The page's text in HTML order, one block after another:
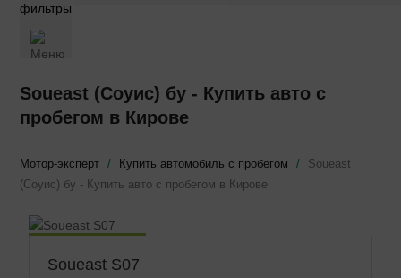
фильтры
Soueast (Соуис) бу - Купить авто с
пробегом в Кирове
Мотор-эксперт / Купить автомобиль с пробегом /
Soueast
(Соуис) бу - Купить авто с пробегом в Кирове
Soueast S07